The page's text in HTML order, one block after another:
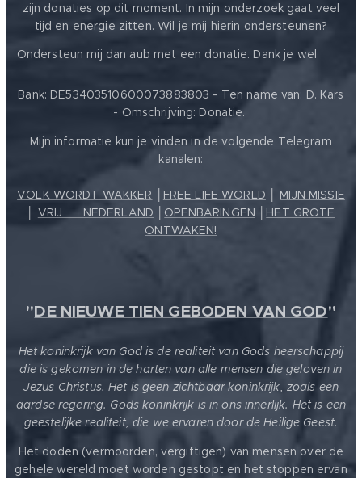
zijn donaties op dit moment. In mijn onderzoek gaat veel
tijd en energie zitten. Wil je mij hierin ondersteunen?
Ondersteun mij dan aub met een donatie. Dank je wel
Bank: DE53403510600073883803 - Ten name van: D. Kars
- Omschrijving: Donatie.
Mijn informatie kun je vinden in de volgende Telegram
kanalen:
VOLK WORDT WAKKER FREE LIFE WORLD
MIJN MISSIE
VRIJ ❤️ NEDERLAND OPENBARINGEN
HET GROTE
ONTWAKEN!
"DE NIEUWE TIEN GEBODEN VAN GOD"
Het koninkrijk van God is de realiteit van Gods heerschappij
die is gekomen in de harten van alle mensen die geloven in
Jezus Christus. Het is geen zichtbaar koninkrijk, zoals een
aardse regering. Gods koninkrijk is in ons innerlijk. Het is een
geestelijke realiteit, die we ervaren door de Heilige Geest.
Het doden (vermoorden, vergiftigen) van mensen over de
gehele wereld moet worden gestopt en het stoppen ervan